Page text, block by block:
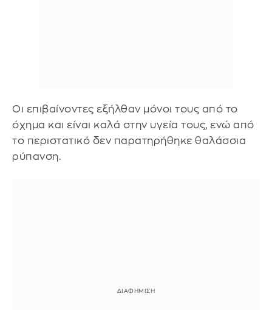
Οι επιβαίνοντες εξήλθαν μόνοι τους από το
όχημα και είναι καλά στην υγεία τους, ενώ από
το περιστατικό δεν παρατηρήθηκε θαλάσσια
ρύπανση.